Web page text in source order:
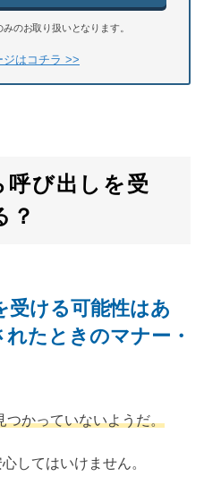
のお取り扱いとなります。
ジはコチラ >>
呼び出しを受
？
受ける可能性はあ
たときのマナー・
つかっていないようだ。
してはいけません。